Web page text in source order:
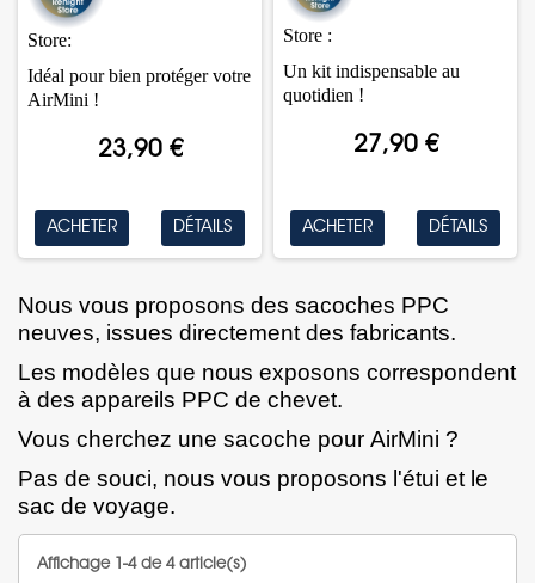
23,90 €
Store:
Idéal pour bien protéger votre
AirMini !
ACHETER DÉTAILS
27,90 €
Store :
Un kit indispensable au
quotidien !
ACHETER DÉTAILS
Nous vous proposons des sacoches PPC
neuves, issues directement des fabricants.
Les modèles que nous exposons correspondent
à des appareils PPC de chevet.
Vous cherchez une sacoche pour AirMini ?
Pas de souci, nous vous proposons l'étui et le
sac de voyage.
Affichage 1-4 de 4 article(s)